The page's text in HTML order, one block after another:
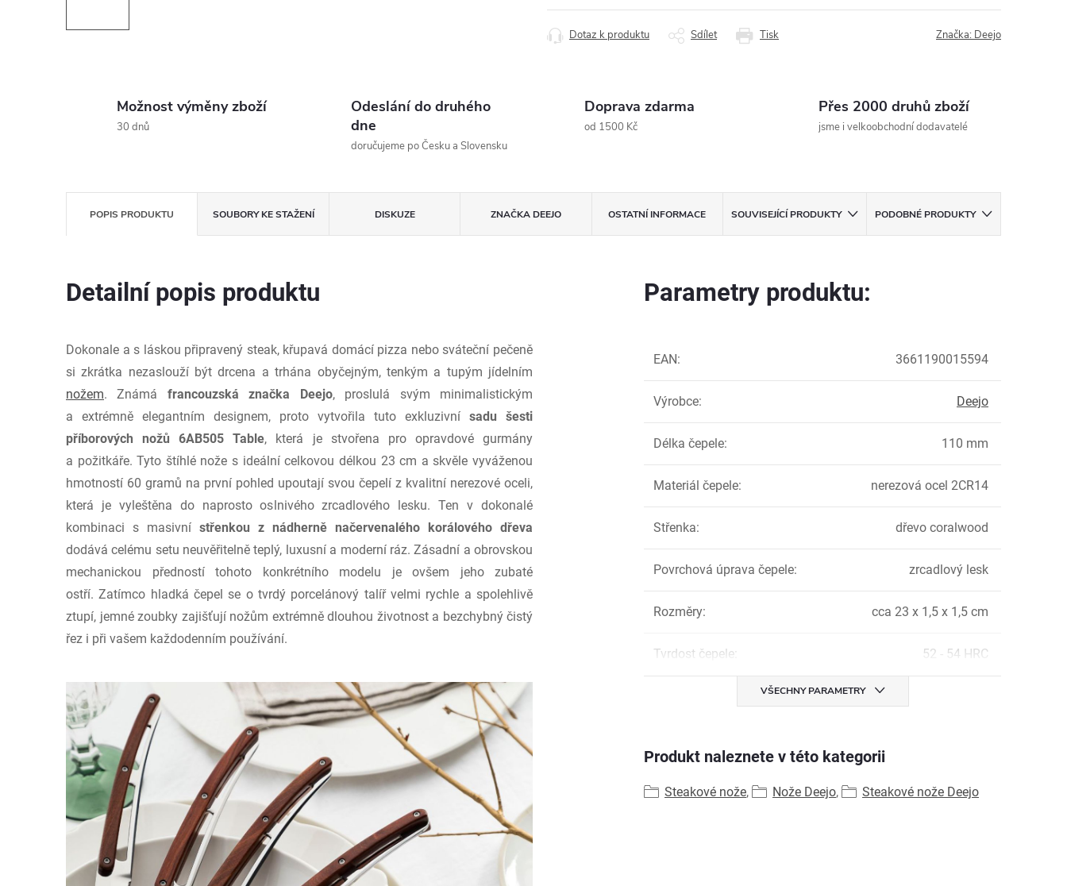
Tisk
Dotaz k produktu Sdílet Značka: Deejo
Možnost výměny zboží
30 dnů
Odeslání do druhého
dne
doručujeme po Česku a Slovensku
Doprava zdarma
od 1500 Kč
Přes 2000 druhů zboží
jsme i velkoobchodní dodavatelé
POPIS PRODUKTU SOUBORY KE STAŽENÍ DISKUZE ZNAČKADEEJO OSTATNÍ INFORMACE SOUVISEJÍCÍ PRODUKTY PODOBNÉ PRODUKTY
Detailní popis produktu
Dokonale a s láskou připravený steak, křupavá domácí pizza nebo sváteční pečeně
si zkrátka nezaslouží být drcena a trhána obyčejným, tenkým a tupým jídelním
nožem. Známá francouzská značka Deejo, proslulá svým minimalistickým
a extrémně elegantním designem, proto vytvořila tuto exkluzivní sadu šesti
příborových nožů 6AB505 Table, která je stvořena pro opravdové gurmány
a požitkáře. Tyto štíhlé nože s ideální celkovou délkou 23 cm a skvěle vyváženou
hmotností 60 gramů na první pohled upoutají svou čepelí z kvalitní nerezové oceli,
která je vyleštěna do naprosto oslnivého zrcadlového lesku. Ten v dokonalé
kombinaci s masivní střenkou z nádherně načervenalého korálového dřeva
dodává celému setu neuvěřitelně teplý, luxusní a moderní ráz. Zásadní a obrovskou
mechanickou předností tohoto konkrétního modelu je ovšem jeho zubaté
ostří. Zatímco hladká čepel se o tvrdý porcelánový talíř velmi rychle a spolehlivě
ztupí, jemné zoubky zajišťují nožům extrémně dlouhou životnost a bezchybný čistý
řez i při vašem každodenním používání.
Parametry produktu:
EAN: 3661190015594
Výrobce: Deejo
Délka čepele: 110 mm
Materiál čepele: nerezová ocel 2CR14
Střenka: dřevo coralwood
Povrchová úprava čepele: zrcadlový lesk
Rozměry: cca 23 x 1,5 x 1,5 cm
Tvrdost čepele: 52 - 54 HRC
VŠECHNY PARAMETRY
Produkt naleznete v této kategorii
Steakové nože, Nože Deejo, Steakové nože Deejo